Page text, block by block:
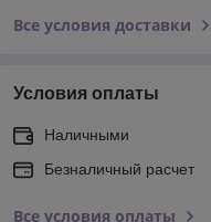
Все условия доставки
Условия оплаты
Наличными
Безналичный расчет
Все условия оплаты